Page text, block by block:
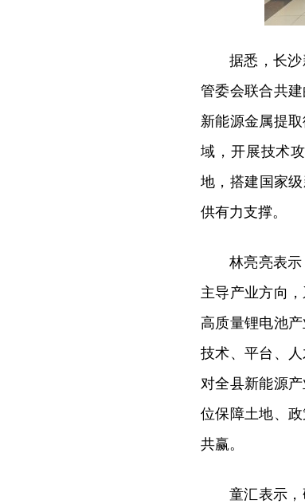
据悉，长
管委会联合共
新能源金属提
域，开展技术
地，搭建国家
供有力支撑。
林亮亮表
主导产业方向
高质量锂电池
技术、平台、
对全县新能源
位保障土地、
共赢。
童汇表示